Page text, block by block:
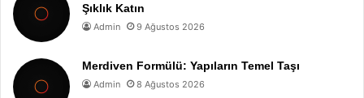
Şıklık Katın
Admin 9 Ağustos 2026
Merdiven Formülü: Yapıların Temel Taşı
Admin 8 Ağustos 2026